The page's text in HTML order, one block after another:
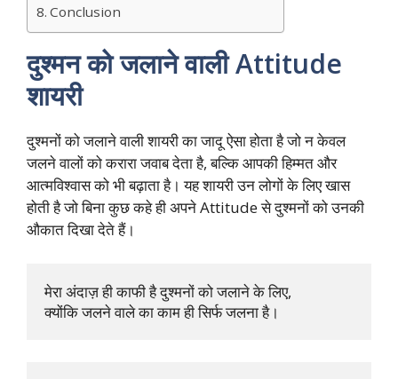
Conclusion
दुश्मन को जलाने वाली Attitude
शायरी
दुश्मनों को जलाने वाली शायरी का जादू ऐसा होता है जो न केवल
जलने वालों को करारा जवाब देता है, बल्कि आपकी हिम्मत और
आत्मविश्वास को भी बढ़ाता है। यह शायरी उन लोगों के लिए खास
होती है जो बिना कुछ कहे ही अपने Attitude से दुश्मनों को उनकी
औकात दिखा देते हैं।
मेरा अंदाज़ ही काफी है दुश्मनों को जलाने के लिए,
क्योंकि जलने वाले का काम ही सिर्फ जलना है।